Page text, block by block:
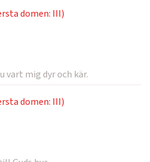
domen: III)
vart mig dyr och kär.
domen: III)